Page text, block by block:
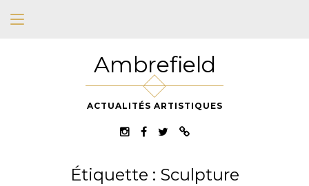
Ambrefield
ACTUALITÉS ARTISTIQUES
Étiquette : Sculpture